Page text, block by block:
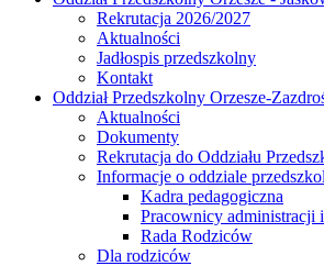
Rekrutacja 2026/2027
Aktualności
Jadłospis przedszkolny
Kontakt
Oddział Przedszkolny Orzesze-
Aktualności
Dokumenty
Rekrutacja do Oddziału
Informacje o oddziale
Kadra pedagogiczna
Pracownicy administracji i
Rada Rodziców
Dla rodziców